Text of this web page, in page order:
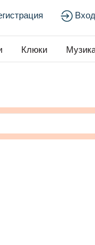
Вход
Клюки